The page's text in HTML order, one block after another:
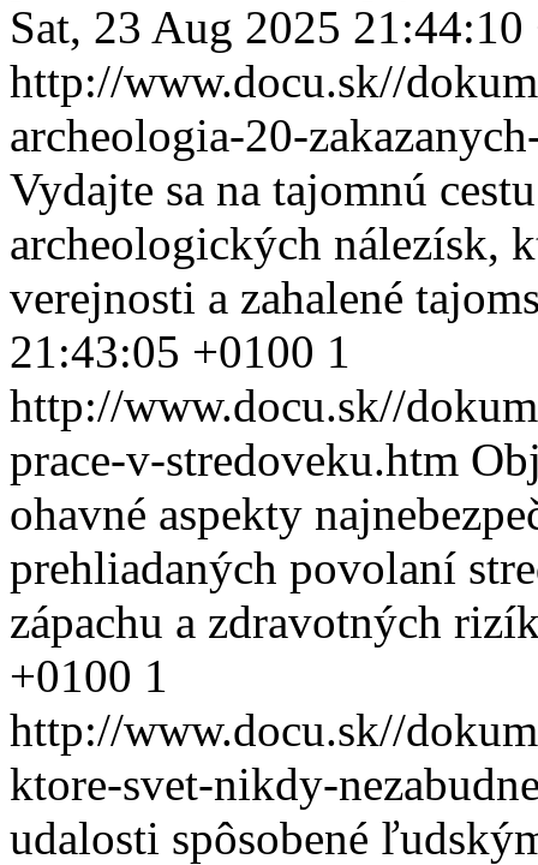
Sat, 23 Aug 2025 21:44:10
http://www.docu.sk//
archeologia-20-
Vydajte sa na tajomnú
archeologických nálezísk,
verejnosti a zahalené
21:43:05 +0100 1
http://www.docu.sk//
prace-v-stredoveku.htm
ohavné aspekty
prehliadaných povolaní
zápachu a zdravotných
+0100 1
http://www.docu.sk//
ktore-svet-nikdy-
udalosti spôsobené